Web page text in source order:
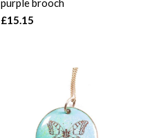
purple brooch
£15.15